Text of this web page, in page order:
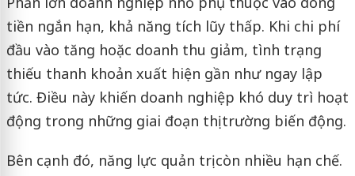
tiền ngắn hạn, khả năng tích lũy thấp. Khi chi phí
đầu vào tăng hoặc doanh thu giảm, tình trạng
thiếu thanh khoản xuất hiện gần như ngay lập
tức. Điều này khiến doanh nghiệp khó duy trì hoạt
động trong những giai đoạn thị trường biến động.
Bên cạnh đó, năng lực quản trị còn nhiều hạn chế.